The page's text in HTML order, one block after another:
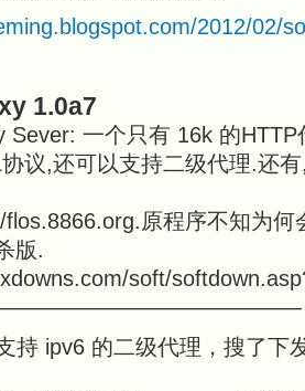
2012/02/
1.0a7
Sever: 一个只有 16k 的
议,还可以支持二级代理.还
原程序不知为何
版.
soft/
持 ipv6 的二级代理，搜了下